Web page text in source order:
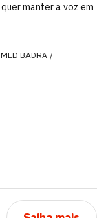
manter a voz em
BADRA /